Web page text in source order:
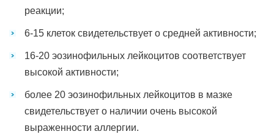
реакции;
6-15 клеток свидетельствует о средней активности;
16-20 эозинофильных лейкоцитов соответствует
высокой активности;
более 20 эозинофильных лейкоцитов в мазке
свидетельствует о наличии очень высокой
выраженности аллергии.